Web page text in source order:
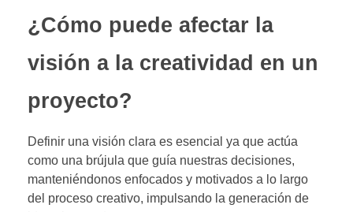
¿Cómo puede afectar la
visión a la creatividad en un
proyecto?
Definir una visión clara es esencial ya que actúa
como una brújula que guía nuestras decisiones,
manteniéndonos enfocados y motivados a lo largo
del proceso creativo, impulsando la generación de